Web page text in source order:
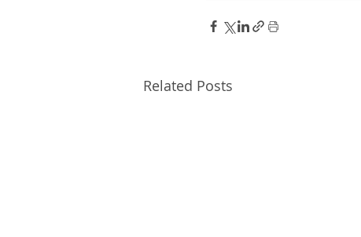
Related Posts